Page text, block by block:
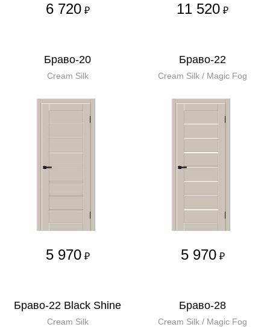
6 720 ₽ 11 520 ₽
Браво-20
Cream Silk
5 970 ₽
Браво-22
Cream Silk / Magic Fog
5 970 ₽
Браво-22 Black Shine
Cream Silk
Браво-28
Cream Silk / Magic Fog